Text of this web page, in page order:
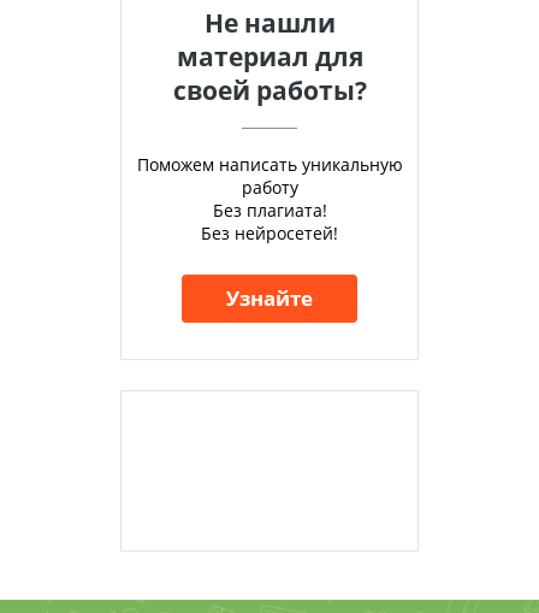
Не нашли
материал для
своей работы?
Поможем написать уникальную
работу
Без плагиата!
Без нейросетей!
Узнайте